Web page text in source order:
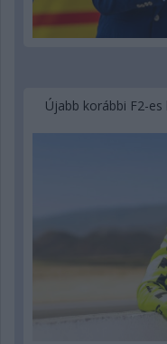
Újabb korábbi F2-